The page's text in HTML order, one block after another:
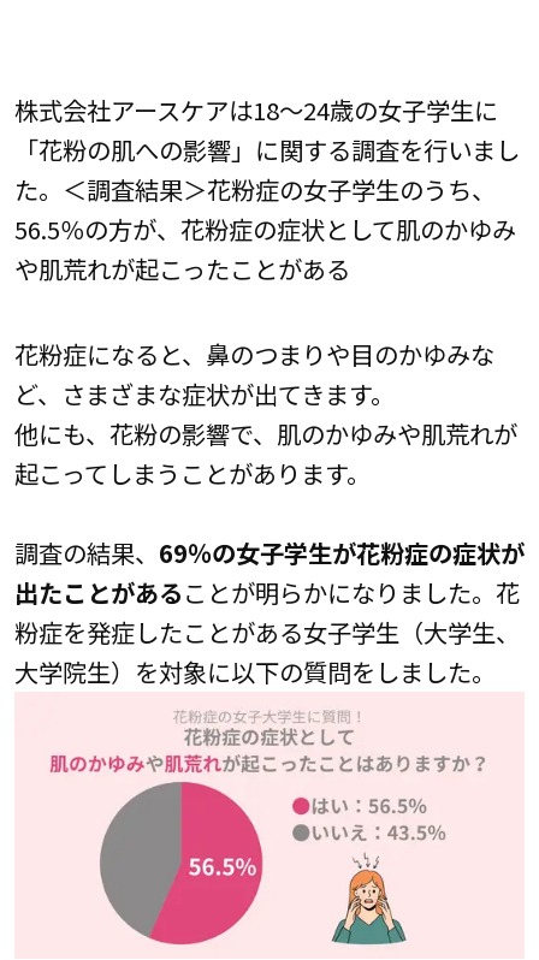
株式会社アースケアは18～24歳の女子学生に
「花粉の肌への影響」に関する調査を行いまし
た。＜調査結果＞花粉症の女子学生のうち、
56.5％の方が、花粉症の症状として肌のかゆみ
や肌荒れが起こったことがある
花粉症になると、鼻のつまりや目のかゆみな
ど、さまざまな症状が出てきます。
他にも、花粉の影響で、肌のかゆみや肌荒れが
起こってしまうことがあります。
調査の結果、 69％の女子学生が花粉症の症状が
出たことがあることが明らかになりました。花
粉症を発症したことがある女子学生（大学生、
大学院生）を対象に以下の質問をしました。